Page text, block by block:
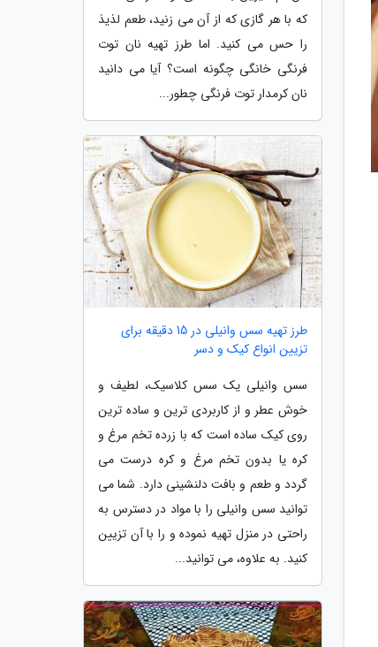
که با هر گازی که از آن می زنید، طعم لذیذ
را حس می کنید. اما طرز تهیه نان توت
فرنگی خانگی چگونه است؟ آیا می دانید
نان کرمدار توت فرنگی چطور...
طرز تهیه سس وانیلی در 15 دقیقه برای
تزیین انواع کیک و دسر
سس وانیلی یک سس کلاسیک، لطیف و
خوش عطر و از کاربردی ترین و ساده ترین
روی کیک ساده است که با زرده تخم مرغ و
کره یا بدون تخم مرغ و کره درست می
گردد و طعم و بافت دلنشینی دارد. شما می
توانید سس وانیلی را با مواد در دسترس به
راحتی در منزل تهیه نموده و را با آن تزیین
کنید. به علاوه، می توانید...